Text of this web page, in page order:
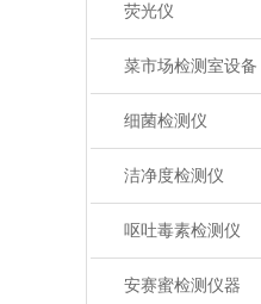
荧光仪
菜市场检测室设备
细菌检测仪
洁净度检测仪
呕吐毒素检测仪
安赛蜜检测仪器